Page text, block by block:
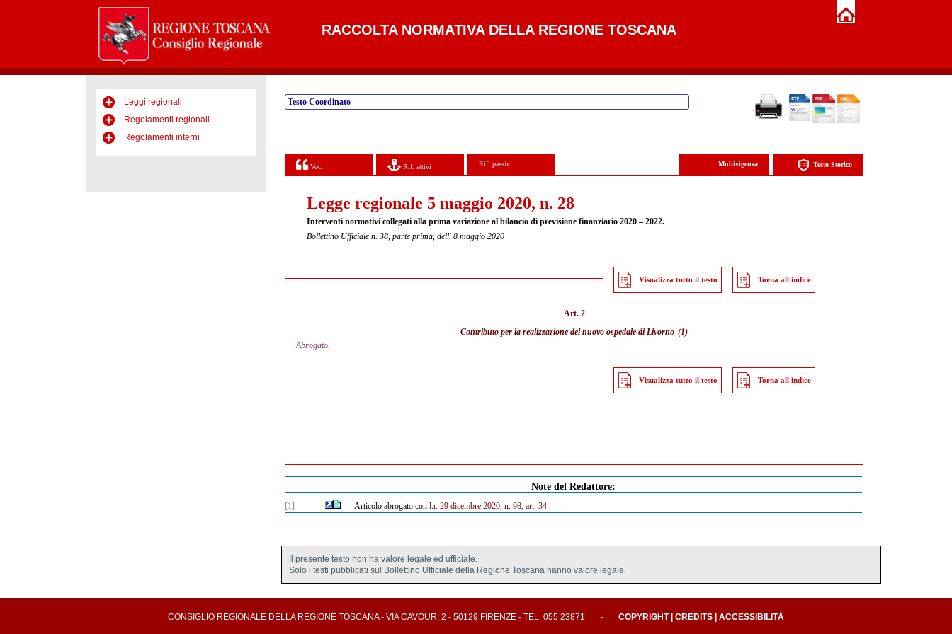
RACCOLTA NORMATIVA DELLA REGIONE TOSCANA
Leggi regionali
Regolamenti regionali
Regolamenti interni
Testo Coordinato
Voci Rif. attivi Rif. passivi Testo Storico
Multivigenza
Legge regionale 5 maggio 2020, n. 28
Interventi normativi collegati alla prima variazione al bilancio di previsione finanziario 2020 – 2022.
Bollettino Ufficiale n. 38, parte prima, dell' 8 maggio 2020
Visualizza tutto il testo Torna all'indice
Art. 2
Contributo per la realizzazione del nuovo ospedale di Livorno (1)
Abrogato.
Visualizza tutto il testo Torna all'indice
Note del Redattore:
[1] Articolo abrogato con l.r. 29 dicembre 2020, n. 98, art. 34.
Il presente testo non ha valore legale ed ufficiale.
Solo i testi pubblicati sul Bollettino Ufficiale della Regione Toscana hanno valore legale.
CONSIGLIO REGIONALE DELLA REGIONE TOSCANA - VIA CAVOUR, 2 - 50129 FIRENZE - TEL. 055 23871 - COPYRIGHT|CREDITS |ACCESSIBILITÀ